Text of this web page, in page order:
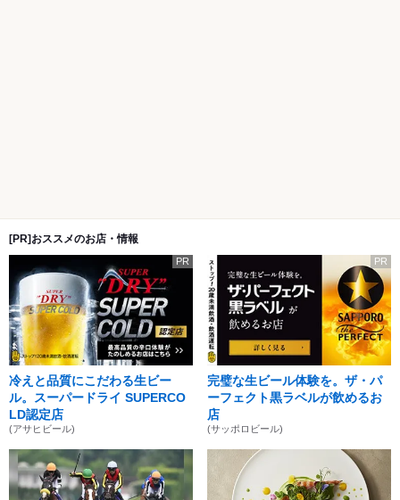
[PR]おススメのお店・情報
PR
冷えと品質にこだわる生ビー
ル。スーパードライ SUPERCO
LD認定店
(アサヒビール)
PR
完璧な生ビール体験を。ザ・パ
ーフェクト黒ラベルが飲めるお
店
(サッポロビール)